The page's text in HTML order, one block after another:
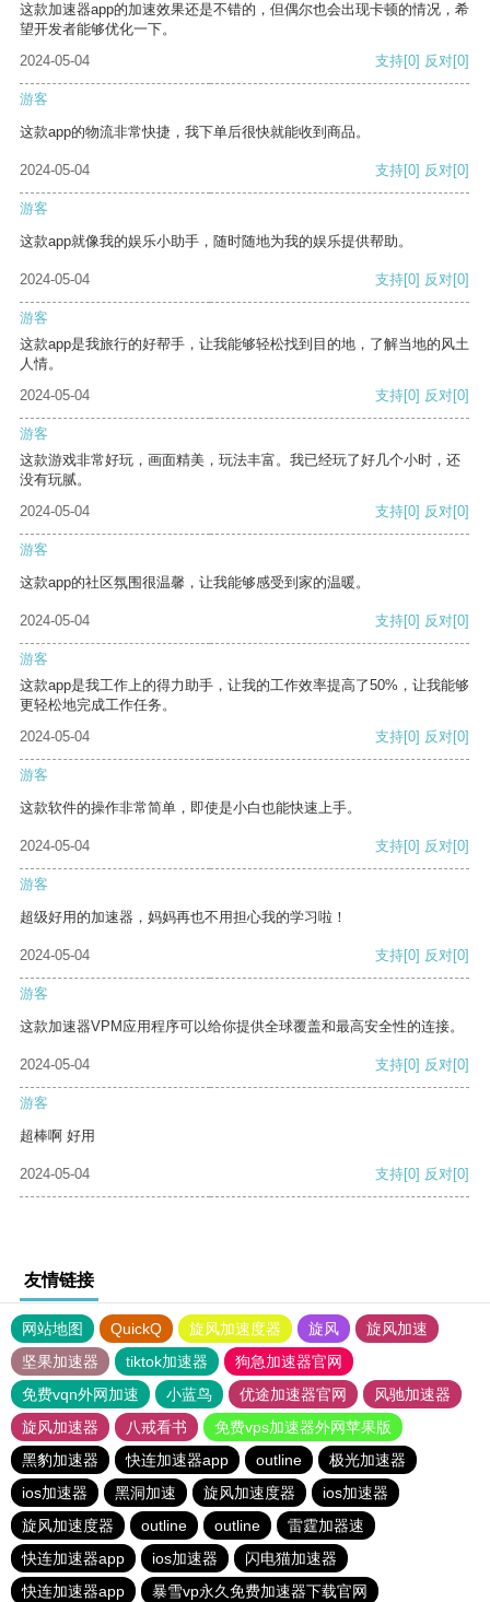
这款加速器app的加速效果还是不错的，但偶尔也会出现卡顿的情况，希
望开发者能够优化一下。
2024-05-04
支持[0] 反对[0]
游客
这款app的物流非常快捷，我下单后很快就能收到商品。
2024-05-04 支持[0] 反对[0]
游客
这款app就像我的娱乐小助手，随时随地为我的娱乐提供帮助。
2024-05-04 支持[0] 反对[0]
游客
这款app是我旅行的好帮手，让我能够轻松找到目的地，了解当地的风土
人情。
2024-05-04
支持[0] 反对[0]
游客
这款游戏非常好玩，画面精美，玩法丰富。我已经玩了好几个小时，还
没有玩腻。
2024-05-04
支持[0] 反对[0]
游客
这款app的社区氛围很温馨，让我能够感受到家的温暖。
2024-05-04 支持[0] 反对[0]
游客
这款app是我工作上的得力助手，让我的工作效率提高了50%，让我能够
更轻松地完成工作任务。
2024-05-04
支持[0] 反对[0]
游客
这款软件的操作非常简单，即使是小白也能快速上手。
2024-05-04 支持[0] 反对[0]
游客
超级好用的加速器，妈妈再也不用担心我的学习啦！
2024-05-04 支持[0] 反对[0]
游客
这款加速器VPM应用程序可以给你提供全球覆盖和最高安全性的连接。
2024-05-04 支持[0] 反对[0]
游客
超棒啊 好用
2024-05-04 支持[0] 反对[0]
友情链接
网站地图 QuickQ 旋风加速度器 旋风
旋风加速
坚果加速器
tiktok加速器
狗急加速器官网
免费vqn外网加速
小蓝鸟 优途加速器官网
风驰加速器
旋风加速器
八戒看书
免费vps加速器外网苹果版
黑豹加速器
快连加速器app outline
极光加速器
ios加速器
黑洞加速 旋风加速度器
ios加速器
旋风加速度器
outline outline
雷霆加器速
快连加速器app
ios加速器
闪电猫加速器
快连加速器app
暴雪vp永久免费加速器下载官网